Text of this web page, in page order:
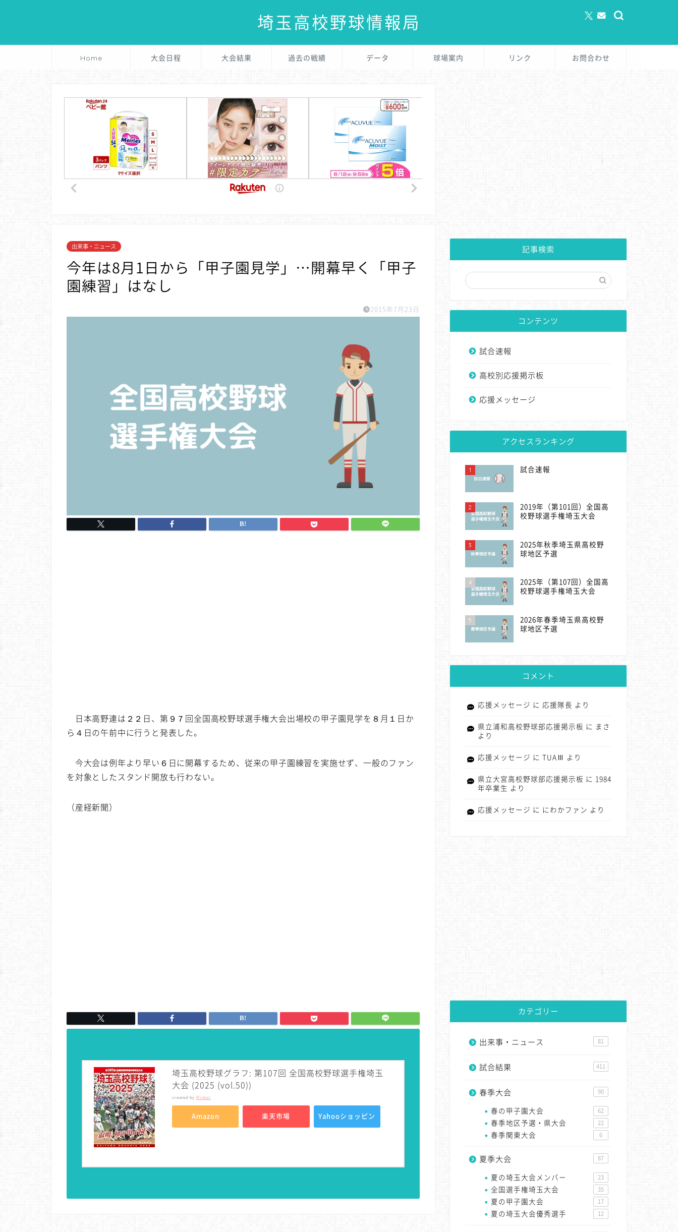
埼玉高校野球情報局
Home 大会日程 大会結果 過去の戦績 データ 球場案内 リンク お問合わせ
出来事・ニュース
今年は8月1日から「甲子園見学」…開幕早く「甲子
園練習」はなし
2015年7月23日
日本高野連は２２日、第９７回全国高校野球選手権大会出場校の甲子園見学を８月１日か
ら４日の午前中に行うと発表した。
今大会は例年より早い６日に開幕するため、従来の甲子園練習を実施せず、一般のファン
を対象としたスタンド開放も行わない。
（産経新聞）
埼玉高校野球グラフ: 第107回 全国高校野球選手権埼玉
大会 (2025 (vol.50))
created by Rinker
Amazon 楽天市場 Yahooショッピン
記事検索
コンテンツ
試合速報
高校別応援掲示板
応援メッセージ
アクセスランキング
1 試合速報
2
2019年（第101回）全国高
校野球選手権埼玉大会
3
2025年秋季埼玉県高校野
球地区予選
4
2025年（第107回）全国高
校野球選手権埼玉大会
5
2026年春季埼玉県高校野
球地区予選
コメント
応援メッセージ に 応援隊長 より
県立浦和高校野球部応援掲示板 に
まさ
より
応援メッセージ に TUAⅢ より
県立大宮高校野球部応援掲示板 に 1984
年卒業生 より
応援メッセージ に にわかファン より
カテゴリー
出来事・ニュース 81
試合結果 411
春季大会 90
春の甲子園大会 62
春季地区予選・県大会 22
春季関東大会 6
夏季大会 87
夏の埼玉大会メンバー 23
全国選手権埼玉大会 35
夏の甲子園大会 17
夏の埼玉大会優秀選手 12